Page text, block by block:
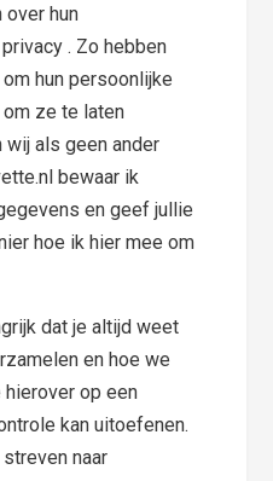
hun
. Zo hebben
hun persoonlijke
ze te laten
wij als geen ander
bewaar ik
en geef jullie
hoe ik hier mee om
dat je altijd weet
en hoe we
hierover op een
kan uitoefenen.
naar